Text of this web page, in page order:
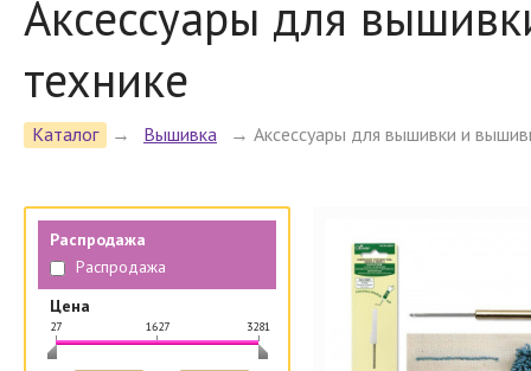
Аксессуары для
технике
Каталог → Вышивка → Аксессуары для вышивки и
Распродажа
Распродажа
Цена
27
|
1627
|
3281
|